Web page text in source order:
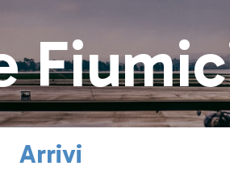
Arrivi